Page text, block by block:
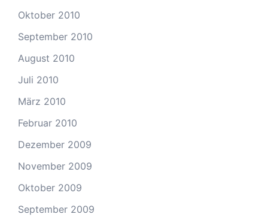
Oktober 2010
September 2010
August 2010
Juli 2010
März 2010
Februar 2010
Dezember 2009
November 2009
Oktober 2009
September 2009